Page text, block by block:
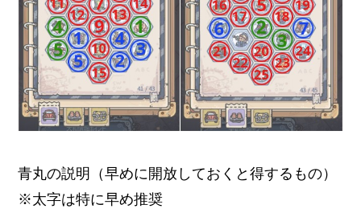
青丸の説明（早めに開放しておくと得するもの）
※太字は特に早め推奨